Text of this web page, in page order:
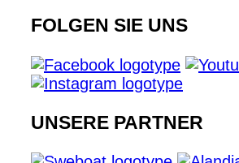
FOLGEN SIE UNS
UNSERE PARTNER